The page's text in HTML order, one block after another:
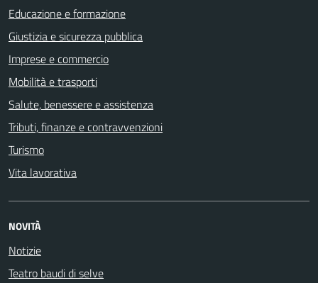
Educazione e formazione
Giustizia e sicurezza pubblica
Imprese e commercio
Mobilità e trasporti
Salute, benessere e assistenza
Tributi, finanze e contravvenzioni
Turismo
Vita lavorativa
NOVITÀ
Notizie
Teatro baudi di selve